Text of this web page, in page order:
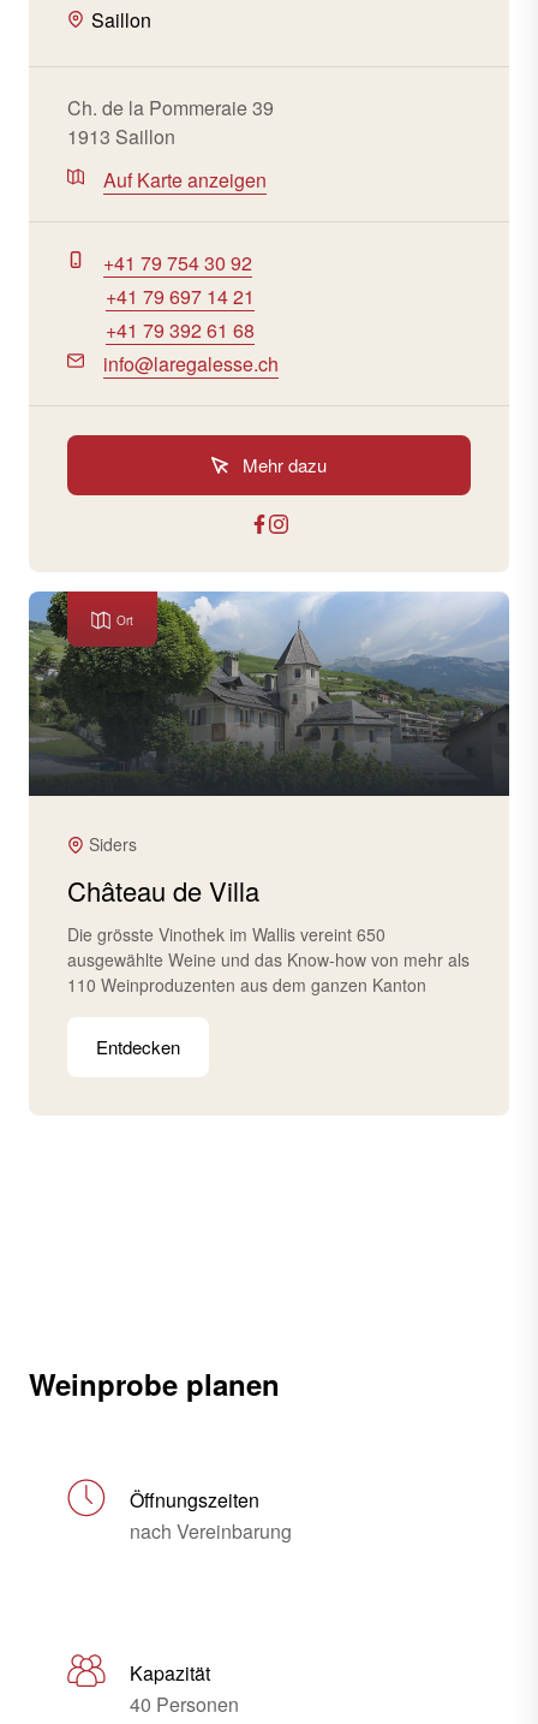
Saillon
Ch. de la Pommeraie 39
1913 Saillon
Auf Karte anzeigen
+41 79 754 30 92
+41 79 697 14 21
+41 79 392 61 68
info@laregalesse.ch
Mehr dazu
Ort
Siders
Château de Villa
Die grösste Vinothek im Wallis vereint 650
ausgewählte Weine und das Know-how von mehr als
110 Weinproduzenten aus dem ganzen Kanton
Entdecken
Weinprobe planen
Öffnungszeiten
nach Vereinbarung
Kapazität
40 Personen